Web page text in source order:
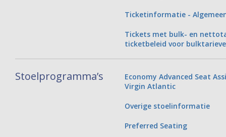
Ticketinformatie -
Tickets met bulk- en
ticketbeleid voor
Stoelprogramma’s
Economy Advanced Seat
Virgin Atlantic
Overige stoelinformatie
Preferred Seating